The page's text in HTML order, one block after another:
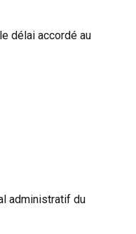
délai accordé au
administratif du